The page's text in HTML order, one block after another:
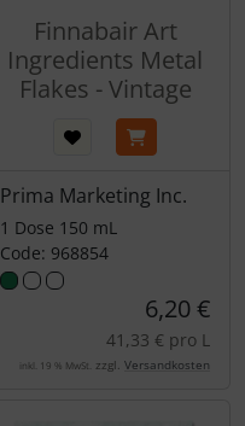
Finnabair Art
Ingredients Metal
Flakes - Vintage
Prima Marketing Inc.
1 Dose 150 mL
Code: 968854
6,20 €
41,33 € pro L
inkl. 19 % MwSt. zzgl. Versandkosten